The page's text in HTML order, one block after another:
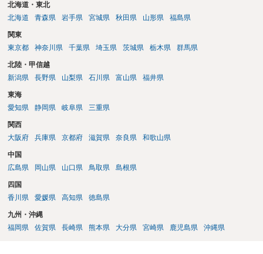
北海道・東北
北海道
青森県 岩手県 宮城県 秋田県 山形県 福島県
関東
東京都
神奈川県 千葉県 埼玉県 茨城県 栃木県 群馬県
北陸・甲信越
新潟県
長野県 山梨県 石川県 富山県 福井県
東海
愛知県
静岡県 岐阜県 三重県
関西
大阪府
兵庫県 京都府 滋賀県 奈良県 和歌山県
中国
広島県
岡山県 山口県 鳥取県 島根県
四国
香川県
愛媛県 高知県 徳島県
九州・沖縄
福岡県
佐賀県 長崎県 熊本県 大分県 宮崎県 鹿児島県 沖縄県